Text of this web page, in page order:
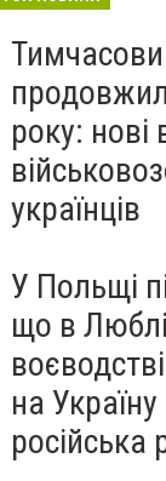
року:
українців
У Польщі
що в
на
російська